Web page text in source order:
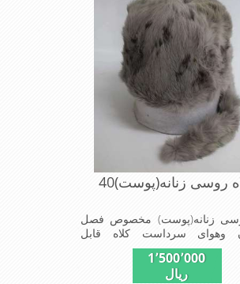
روسی زنانه(پوست)40
زنانه(پوست) مخصوص فصل
وهوای سرداست کلاه قابل
استفاده درسایزهای 58-59می باشد(فری
این کلاه ازپوست طبیی(خَز)
است وآستری آن ازجنس ساتن
1٬500٬000
ریال